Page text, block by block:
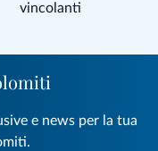
vincolanti
e news per la tua